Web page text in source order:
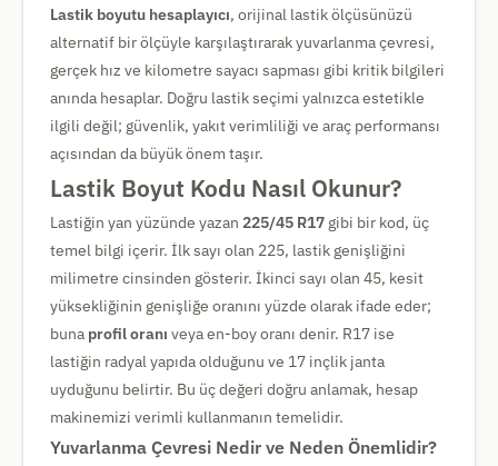
Lastik boyutu hesaplayıcı, orijinal lastik ölçüsünüzü
alternatif bir ölçüyle karşılaştırarak yuvarlanma çevresi,
gerçek hız ve kilometre sayacı sapması gibi kritik bilgileri
anında hesaplar. Doğru lastik seçimi yalnızca estetikle
ilgili değil; güvenlik, yakıt verimliliği ve araç performansı
açısından da büyük önem taşır.
Lastik Boyut Kodu Nasıl Okunur?
Lastiğin yan yüzünde yazan 225/45 R17 gibi bir kod, üç
temel bilgi içerir. İlk sayı olan 225, lastik genişliğini
milimetre cinsinden gösterir. İkinci sayı olan 45, kesit
yüksekliğinin genişliğe oranını yüzde olarak ifade eder;
buna profil oranı veya en-boy oranı denir. R17 ise
lastiğin radyal yapıda olduğunu ve 17 inçlik janta
uyduğunu belirtir. Bu üç değeri doğru anlamak, hesap
makinemizi verimli kullanmanın temelidir.
Yuvarlanma Çevresi Nedir ve Neden Önemlidir?